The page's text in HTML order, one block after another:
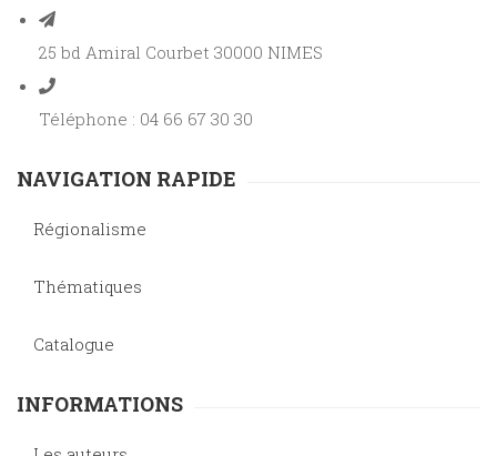
25 bd Amiral Courbet 30000 NIMES
Téléphone : 04 66 67 30 30
NAVIGATION RAPIDE
Régionalisme
Thématiques
Catalogue
INFORMATIONS